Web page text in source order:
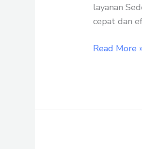
layanan
cepat dan
Read More